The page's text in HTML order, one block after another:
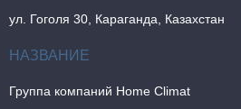
ул. Гоголя 30, Караганда, Казахстан
Группа компаний Home Climat